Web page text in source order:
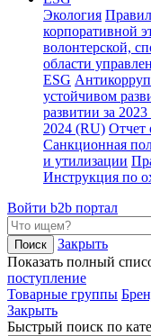
Экология
корпоративной
волонтерской,
области
ESG
устойчивом
развитии за
2024 (RU) Отчет
Санкционная
и утилизации
Инструкция по
Войти b2b портал
Закрыть
Показать полный
поступление
Товарные группы
Закрыть
Быстрый поиск по